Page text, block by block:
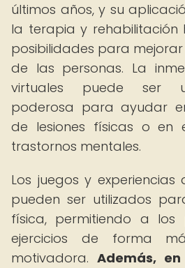
últimos años, y su
la terapia y rehabilitación
posibilidades para
de las personas. La
virtuales puede ser
poderosa para ayudar
de lesiones físicas o en
trastornos mentales.
Los juegos y
pueden ser utilizados
física, permitiendo a los
ejercicios de forma
motivadora. Además,